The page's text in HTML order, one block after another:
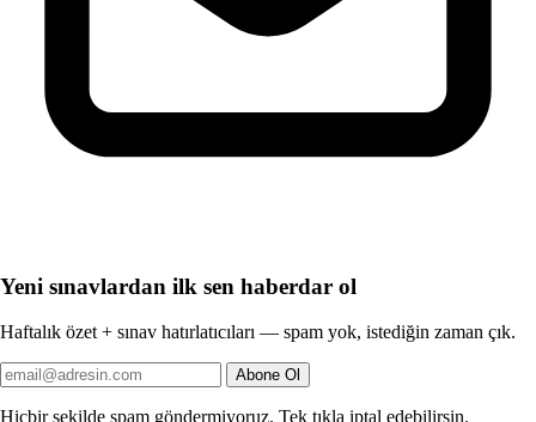
Yeni sınavlardan ilk sen haberdar ol
Haftalık özet + sınav hatırlatıcıları — spam yok, istediğin zaman çık.
Abone Ol
Hiçbir şekilde spam göndermiyoruz. Tek tıkla iptal edebilirsin.